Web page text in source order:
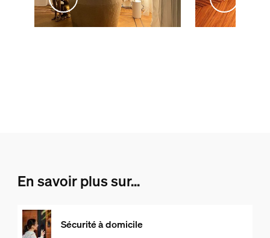
En savoir plus sur...
Sécurité à domicile